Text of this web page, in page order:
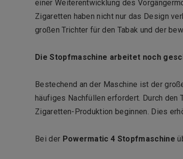
einer Weiterentwicklung des
Zigaretten haben nicht nur das Design
großen Trichter für den Tabak und der
Die Stopfmaschine arbeitet noch
Bestechend an der Maschine ist der
häufiges Nachfüllen erfordert. Durch den
Zigaretten-Produktion beginnen. Dies
Bei der Powermatic 4 Stopfmaschine